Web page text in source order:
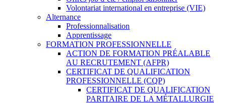
Volontariat international en entreprise (VIE)
Alternance
Professionnalisation
Apprentissage
FORMATION PROFESSIONNELLE
ACTION DE FORMATION PRÉALABLE
AU RECRUTEMENT (AFPR)
CERTIFICAT DE QUALIFICATION
PROFESSIONNELLE (CQP)
CERTIFICAT DE QUALIFICATION
PARITAIRE DE LA MÉTALLURGIE